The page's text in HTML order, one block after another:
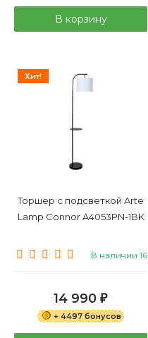
В корзину
Хит!
Торшер с подсветкой Arte
Lamp Connor A4053PN-1BK
В наличии 16
14 990 ₽
+ 4497 бонусов